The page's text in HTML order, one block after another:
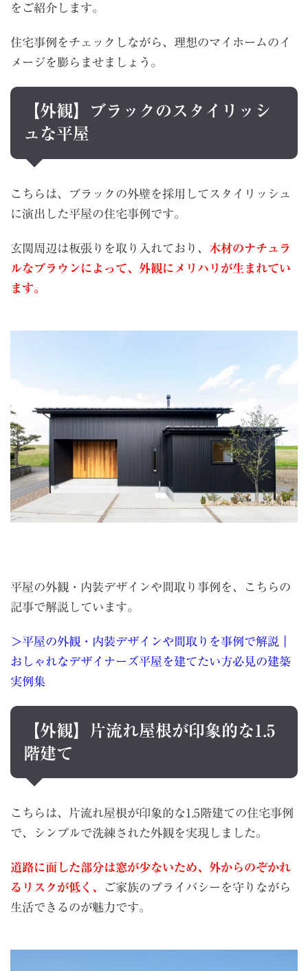
をご紹介します。
住宅事例をチェックしながら、理想のマイホームのイ
メージを膨らませましょう。
【外観】ブラックのスタイリッシ
ュな平屋
こちらは、ブラックの外壁を採用してスタイリッシュ
に演出した平屋の住宅事例です。
玄関周辺は板張りを取り入れており、 木材のナチュラ
ルなブラウンによって、外観にメリハリが生まれてい
ます。
平屋の外観・内装デザインや間取り事例を、こちらの
記事で解説しています。
＞平屋の外観・内装デザインや間取りを事例で解説｜
おしゃれなデザイナーズ平屋を建てたい方必見の建築
実例集
【外観】片流れ屋根が印象的な1.5
階建て
こちらは、片流れ屋根が印象的な1.5階建ての住宅事例
で、シンプルで洗練された外観を実現しました。
道路に面した部分は窓が少ないため、外からのぞかれ
るリスクが低く、
ご家族のプライバシーを守りながら
生活できるのが魅力です。